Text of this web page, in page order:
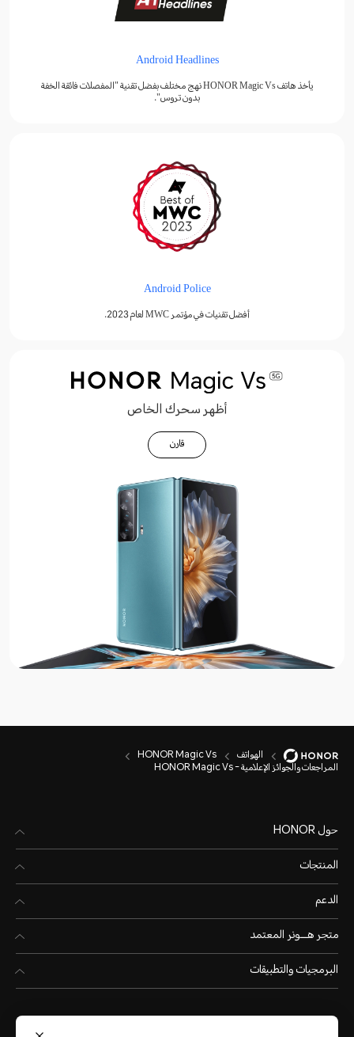
Android Headlines
يأخذ هاتف HONOR Magic Vs نهج مختلف بفضل تقنية "المفصلات فائقة الخفة
بدون تروس".
Android Police
أفضل تقنيات في مؤتمر MWC لعام 2023.
أظهر سحرك الخاص
قارن
الهواتف HONOR Magic Vs
المراجعات والجوائز الإعلامية - HONOR Magic Vs
حول HONOR
المنتجات
الدعم
متجر هـــونر المعتمد
البرمجيات والتطبيقات